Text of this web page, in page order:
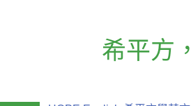
希平方 ，